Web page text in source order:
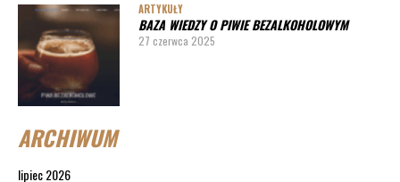
ARTYKUŁY
BAZA WIEDZY O PIWIE BEZALKOHOLOWYM
27 czerwca 2025
ARCHIWUM
lipiec 2026